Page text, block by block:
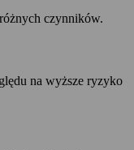
czynników.
na wyższe ryzyko